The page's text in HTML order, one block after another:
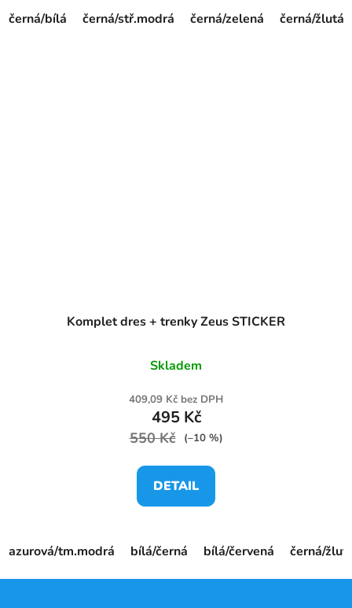
černá/bílá černá/stř.modrá černá/zelená černá/žlutá
Komplet dres + trenky Zeus STICKER
Skladem
409,09 Kč bez DPH
495 Kč
550 Kč (–10 %)
DETAIL
azurová/tm.modrá bílá/černá bílá/červená černá/